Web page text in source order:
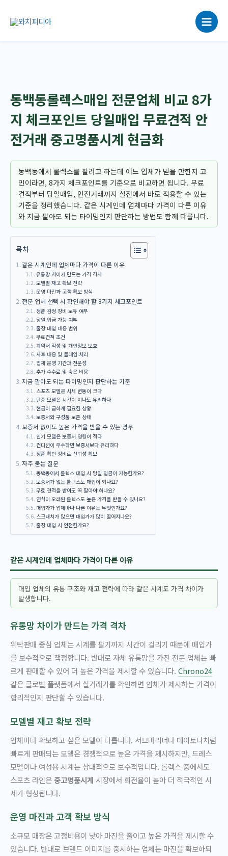
로
동백동롤렉스매입 전문업체 비교 8가
지 체크포인트 당일매입 무료견적 안
전거래 중고명품시계 현금화
동백동에서 롤렉스를 팔려고 하는데 어느 업체가 믿을 만한지 고
민이라면, 8가지 체크포인트를 기준으로 비교하면 됩니다. 무료
견적부터 당일매입, 안전거래까지 실전에서 바로 적용할 수 있는
기준을 정리했습니다. 같은 시계인데 업체마다 가격이 다른 이유
와 지금 팔아도 되는 타이밍인지 판단하는 방법도 함께 다룹니다.
목차
같은 시계인데 업체마다 가격이 다른 이유
유통망 차이가 만드는 가격 격차
모델별 재고 확보 전략
운영 마진과 고객 확보 방식
전문 업체 선택 시 확인해야 할 8가지 체크포인트
정품 감정 장비 보유 여부
당일 입금 가능 여부
출장 매입 대응 범위
무료견적 조건
계약서 작성 및 개인정보 보호
사후 대응 및 클레임 처리
업체 운영 기간과 전문성
추가 수수료 및 숨은 비용
지금 팔아도 되는 타이밍인지 판단하는 기준
스포츠 모델은 시세 변동이 크다
단종 모델은 시간이 지나도 유리하다
현금이 급하게 필요한 상황
보증서와 구성품 보존 상태
보증서 없이도 높은 가격을 받을 수 있는 경우
인기 모델은 보증서 영향이 적다
컨디션이 우수하면 보증서보다 유리하다
정품 확인 장비로 신뢰성 확보
자주 묻는 질문
동백동에서 롤렉스 매입 시 당일 입금이 가능한가요?
보증서가 없는 롤렉스도 매입이 되나요?
무료 견적을 받아도 꼭 팔아야 하나요?
연식이 오래된 롤렉스도 높은 가격을 받을 수 있나요?
매입가가 업체마다 다른 이유는 무엇인가요?
스크래치가 많으면 매입가가 많이 떨어지나요?
출장 매입 시 안전한가요?
같은 시계인데 업체마다 가격이 다른 이유
매입 업체의 유통 구조와 재고 전략에 따라 같은 시계도 가격 차이가
발생합니다.
유통망 차이가 만드는 가격 격차
위탁판매 중심 업체는 시계를 팔기까지 시간이 걸리기 때문에 매입가
를 보수적으로 책정합니다. 반대로 자체 유통망을 가진 전문 업체는 빠
르게 판매할 수 있어 더 높은 가격을 제시할 수 있습니다. Chrono24
같은 글로벌 플랫폼에서 실거래가를 확인하면 업체가 제시하는 가격이
합리적인지 판단할 수 있습니다.
모델별 재고 확보 전략
업체마다 확보하고 싶은 모델이 다릅니다. 서브마리너나 데이토나처럼
빠르게 판매되는 모델은 경쟁적으로 높은 가격을 제시하지만, 드레스
모델이나 여성용 시계는 상대적으로 보수적입니다. 롤렉스 중에서도
스포츠 라인은 중고명품시계 시장에서 회전율이 높아 더 적극적인 시
세가 형성됩니다.
운영 마진과 고객 확보 방식
소규모 매장은 고정비용이 낮아 마진을 줄이고 높은 가격을 제시할 수
있습니다. 반대로 브랜드 이미지를 중시하는 업체는 마진을 확보하되